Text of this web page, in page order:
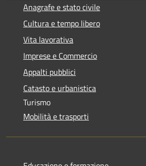
Anagrafe e stato civile
Cultura e tempo libero
Vita lavorativa
Imprese e Commercio
Appalti pubblici
Catasto e urbanistica
Turismo
Mobilità e trasporti